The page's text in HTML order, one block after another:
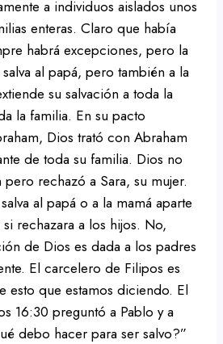
a individuos aislados unos
enteras. Claro que había
habrá excepciones, pero la
al papá, pero también a la
su salvación a toda la
la familia. En su pacto
Dios trató con Abraham
de toda su familia. Dios no
rechazó a Sara, su mujer.
al papá o a la mamá aparte
rechazara a los hijos. No,
de Dios es dada a los padres
El carcelero de Filipos es
esto que estamos diciendo. El
16:30 preguntó a Pablo y a
debo hacer para ser salvo?”